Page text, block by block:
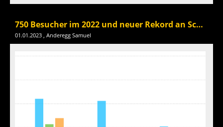
750 Besucher im 2022 und neuer Rekord an Schulklassen
01.01.2023 , Anderegg Samuel